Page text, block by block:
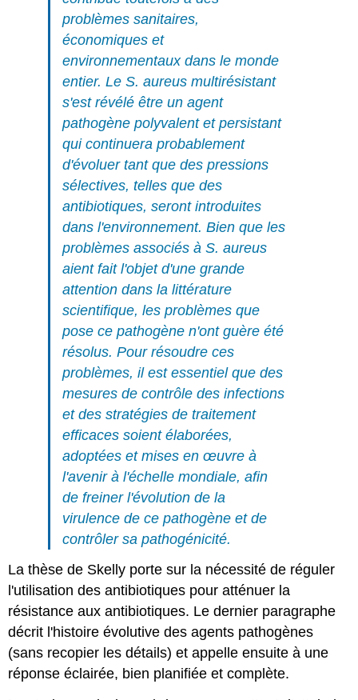
problèmes sanitaires,
économiques et
environnementaux dans le monde
entier. LeS. aureus multirésistant
s'est révélé être un agent
pathogène polyvalent et persistant
qui continuera probablement
d'évoluer tant que des pressions
sélectives, telles que des
antibiotiques, seront introduites
dans l'environnement. Bien que les
problèmes associés àS. aureus
aient fait l'objet d'une grande
attention dans la littérature
scientifique, les problèmes que
pose ce pathogène n'ont guère été
résolus. Pour résoudre ces
problèmes, il est essentiel que des
mesures de contrôle des infections
et des stratégies de traitement
efficaces soient élaborées,
adoptées et mises en œuvre à
l'avenir à l'échelle mondiale, afin
de freiner l'évolution de la
virulence de ce pathogène et de
contrôler sa pathogénicité.
La thèse de Skelly porte sur la nécessité de réguler
l'utilisation des antibiotiques pour atténuer la
résistance aux antibiotiques. Le dernier paragraphe
décrit l'histoire évolutive des agents pathogènes
(sans recopier les détails) et appelle ensuite à une
réponse éclairée, bien planifiée et complète.